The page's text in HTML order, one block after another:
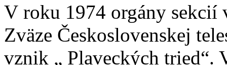
V roku 1974 orgány
Zväze Československej
vznik „ Plaveckých tried“.